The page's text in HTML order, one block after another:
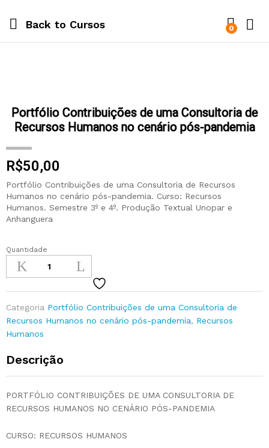
Back to Cursos 0
Portfólio Contribuições de uma Consultoria de
Recursos Humanos no cenário pós-pandemia
R$50,00
Portfólio Contribuições de uma Consultoria de Recursos
Humanos no cenário pós-pandemia. Curso: Recursos
Humanos. Semestre 3º e 4º. Produção Textual Unopar e
Anhanguera
Quantidade
Categoria Portfólio Contribuições de uma Consultoria de
Recursos Humanos no cenário pós-pandemia, Recursos
Humanos
Descrição
PORTFÓLIO CONTRIBUIÇÕES DE UMA CONSULTORIA DE
RECURSOS HUMANOS NO CENÁRIO PÓS-PANDEMIA
CURSO: RECURSOS HUMANOS